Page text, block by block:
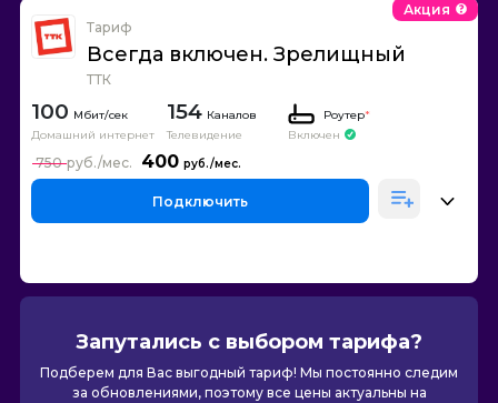
Тариф
Всегда включен. Зрелищный
ТТК
Акция
100
Домашний интернет
154 Каналов
Телевидение
Роутер*
Включен
400
750
Подключить
Запутались с выбором тарифа?
Подберем для Вас выгодный тариф! Мы постоянно следим
за обновлениями, поэтому все цены актуальны на